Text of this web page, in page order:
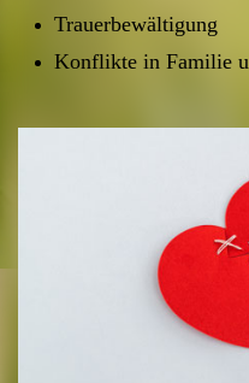
Trauerbewältigung
Konflikte in Familie